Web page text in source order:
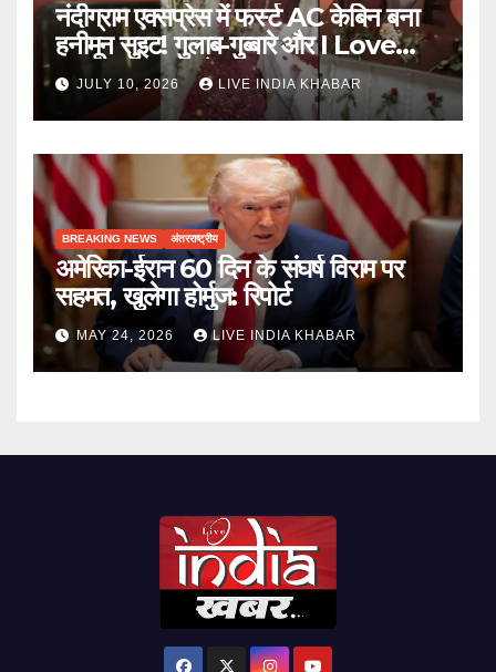
नंदीग्राम एक्सप्रेस में फर्स्ट AC केबिन बना
हनीमून सुइट! गुलाब-गुब्बारे और I Love
You, TTE सस्पेंड
JULY 10, 2026 LIVE INDIA KHABAR
BREAKING NEWS अंतरराष्ट्रीय
अमेरिका-ईरान 60 दिन के संघर्ष विराम पर
सहमत, खुलेगा होर्मुज: रिपोर्ट
MAY 24, 2026 LIVE INDIA KHABAR